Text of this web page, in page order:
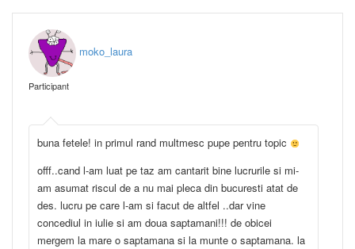
moko_laura
Participant
buna fetele! in primul rand multmesc pupe pentru topic
offf..cand l-am luat pe taz am cantarit bine lucrurile si mi-
am asumat riscul de a nu mai pleca din bucuresti atat de
des. lucru pe care l-am si facut de altfel ..dar vine
concediul in iulie si am doua saptamani!!! de obicei
mergem la mare o saptamana si la munte o saptamana. la